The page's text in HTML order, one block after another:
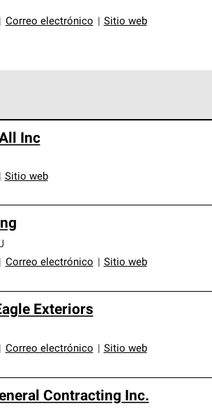
Correo electrónico Sitio web
y requisitos estrictos de
Inc
Sitio web
Correo electrónico Sitio web
Exteriors
Correo electrónico Sitio web
Contracting Inc.